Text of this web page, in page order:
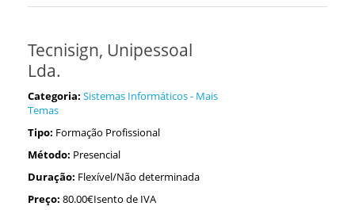
Tecnisign, Unipessoal
Lda.
Categoria: Sistemas Informáticos - Mais
Temas
Tipo: Formação Profissional
Método: Presencial
Duração: Flexível/Não determinada
Preço: 80.00€Isento de IVA